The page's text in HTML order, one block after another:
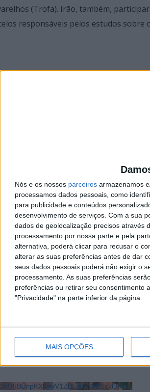
Nós e os nossos parceiros armazenamos
processamos dados pessoais, como
para publicidade e conteúdos
desenvolvimento de serviços. Com a sua
dados de geolocalização precisos através
processamento por nossa parte e pela
alternativa, poderá clicar para recusar o
alterar as suas preferências antes de dar
seus dados pessoais poderá não exigir o
processamento. As suas preferências
preferências ou retirar seu consentimento
"Privacidade" na parte inferior da página.
MAIS OPÇÕES
(Trofa). Irão, também,
responsáveis pelos estudos sobre
das JAE, será apresentado o
principal objetivo a publicação de
João Pedro da Cunha Ribeiro, do
Permanente do Património
das JAE 2026 estará a cargo do
Barcelos